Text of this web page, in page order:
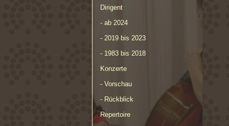
Dirigent
- ab 2024
- 2019 bis 2023
- 1983 bis 2018
Konzerte
- Vorschau
- Rückblick
Repertoire